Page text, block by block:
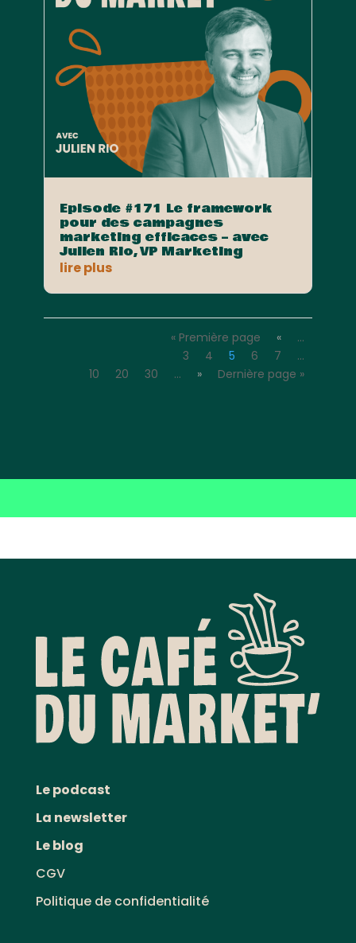
Episode #171 Le framework
pour des campagnes
marketing efficaces – avec
Julien Rio, VP Marketing
lire plus
« Première page «
…
3
4 5 6 7
…
10
20 30 … » Dernière page »
Le podcast
La newsletter
Le blog
CGV
Politique de confidentialité